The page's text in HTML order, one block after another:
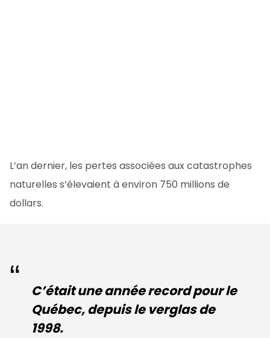
L’an dernier, les pertes associées aux catastrophes
naturelles s’élevaient à environ 750 millions de
dollars.
C’était une année record pour le
Québec, depuis le verglas de
1998.